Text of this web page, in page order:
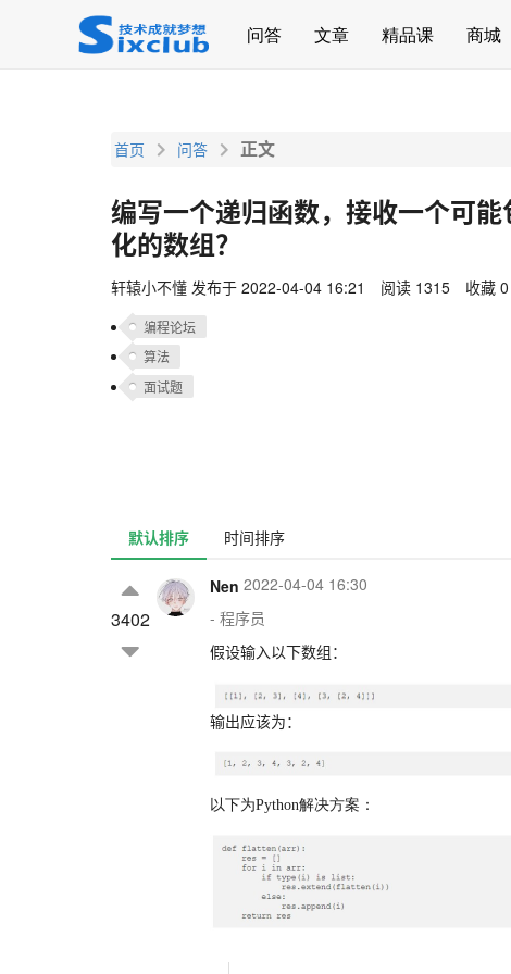
page contents
问答 文章 精品课 商城
首页 问答 正文
编写一个递归函数，接收一个可
化的数组？
轩辕小不懂 发布于 2022-04-04 16:21 阅读 1315 收藏 0
编程论坛
算法
面试题
默认排序 时间排序
3402
Nen 2022-04-04 16:30
- 程序员
假设输入以下数组：
输出应该为：
以下为Python解决方案：